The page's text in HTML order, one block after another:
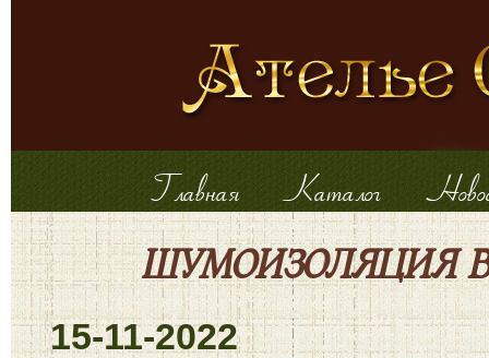
Главная Каталог
ШУМОИЗОЛЯЦИЯ В
15-11-2022